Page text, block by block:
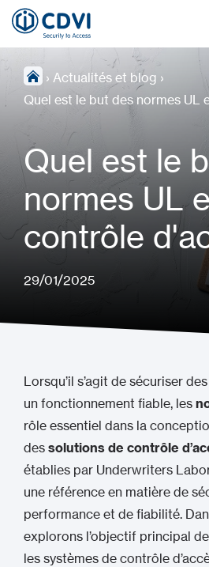
› Actualités et blog ›
Quel est le but des normes UL
Quel est le
normes UL
contrôle
29/01/2025
Lorsqu’il s’agit de sécuriser
un fonctionnement fiable, les
rôle essentiel dans la
des solutions de contrôle
établies par Underwriters
une référence en matière de
performance et de fiabilité.
explorons l’objectif principal
les systèmes de contrôle